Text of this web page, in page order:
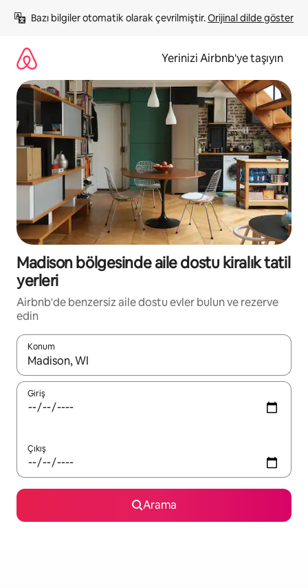
atla
Bazı bilgiler otomatik olarak çevrilmiştir. Orijinal dilde göster
Yerinizi Airbnb'ye taşıyın
Madison bölgesinde aile dostu kiralık tatil
yerleri
Airbnb'de benzersiz aile dostu evler bulun ve rezerve
edin
Konum
Sonuçlar kullanılabilir olduğunda yukarı ve aşağı oklarıyla
Giriş
Çıkış
Arama